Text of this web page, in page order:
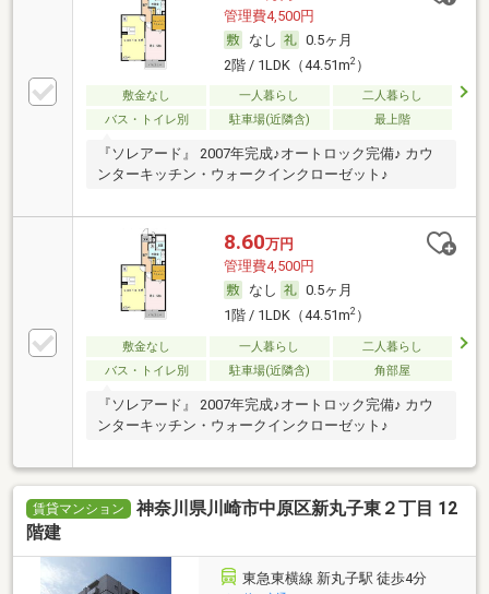
管理費4,500円
なし
0.5ヶ月
2階 / 1LDK（44.51m2）
敷金なし 一人暮らし
二人暮らし
バス・トイレ別
駐車場(近隣含) 最上階
『ソレアード』 2007年完成♪オートロック完備♪ カウ
ンターキッチン・ウォークインクローゼット♪
8.60万円
管理費4,500円
なし
0.5ヶ月
1階 / 1LDK（44.51m2）
敷金なし 一人暮らし
二人暮らし
バス・トイレ別
駐車場(近隣含) 角部屋
『ソレアード』 2007年完成♪オートロック完備♪ カウ
ンターキッチン・ウォークインクローゼット♪
賃貸マンション
神奈川県川崎市中原区新丸子東２丁目 12
階建
東急東横線 新丸子駅 徒歩4分